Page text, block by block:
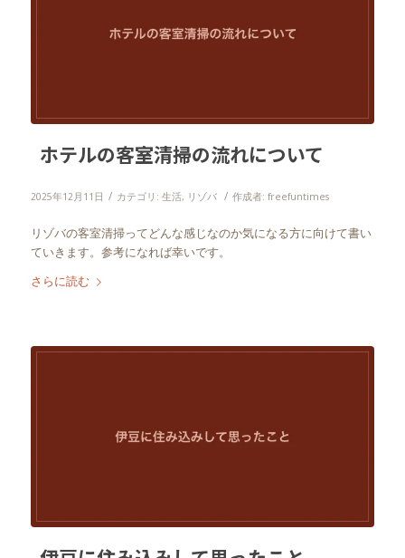
ホテルの客室清掃の流れについて
2025年12月11日 / カテゴリ: 生活, リゾバ / 作成者: freefuntimes
リゾバの客室清掃ってどんな感じなのか気になる方に向けて書い
ていきます。参考になれば幸いです。
さらに読む